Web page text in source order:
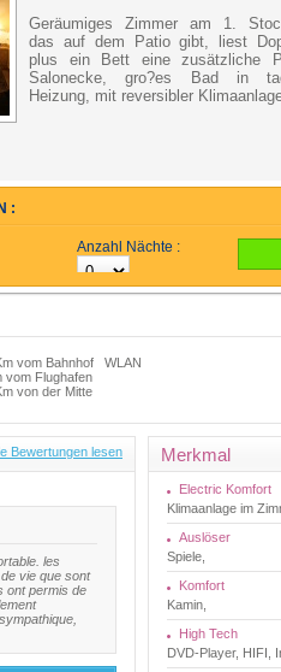
Geräumiges Zimmer am 1.
das auf dem Patio gibt, liest
plus ein Bett eine zusätzliche
Salonecke, gro?es Bad in
Heizung, mit reversibler
:
Anzahl Nächte :
vom Bahnhof
vom Flughafen
von der Mitte
WLAN
Merkmal
Electric Komfort
Klimaanlage im
Auslöser
Spiele,
Komfort
Kamin,
High Tech
DVD-Player, HIFI,
Bewertungen lesen
les
vie que sont
ont permis de